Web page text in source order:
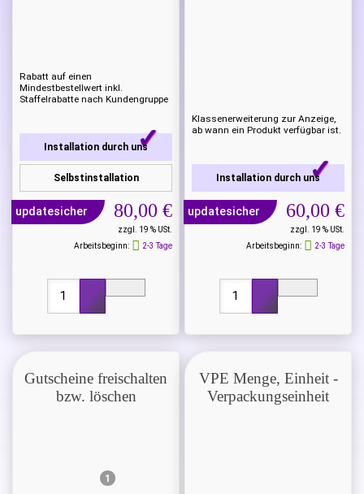
Rabatt auf einen
Mindestbestellwert inkl.
Staffelrabatte nach Kundengruppe
Installation durch uns
Selbstinstallation
updatesicher 80,00 €
zzgl. 19 % USt.
Arbeitsbeginn:
2-3 Tage
Klassenerweiterung zur Anzeige,
ab wann ein Produkt verfügbar ist.
Installation durch uns
updatesicher 60,00 €
zzgl. 19 % USt.
Arbeitsbeginn:
2-3 Tage
Gutscheine freischalten
bzw. löschen
1
VPE Menge, Einheit -
Verpackungseinheit